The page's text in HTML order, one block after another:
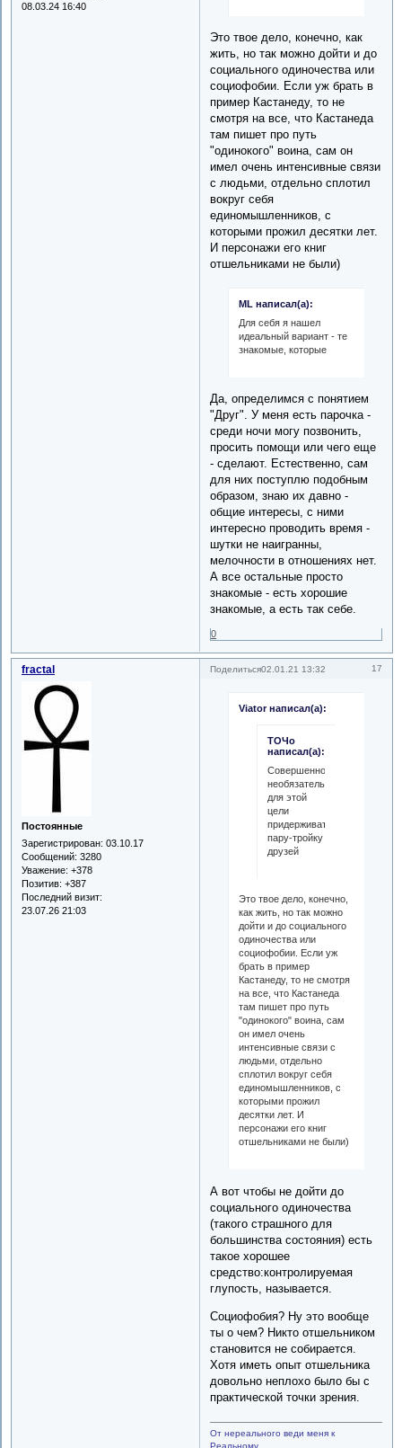
08.03.24 16:40
Это твое дело, конечно, как
жить, но так можно дойти и до
социального одиночества или
социофобии. Если уж брать в
пример Кастанеду, то не
смотря на все, что Кастанеда
там пишет про путь
"одинокого" воина, сам он
имел очень интенсивные связи
с людьми, отдельно сплотил
вокруг себя
единомышленников, с
которыми прожил десятки лет.
И персонажи его книг
отшельниками не были)
ML написал(а):
Для себя я нашел
идеальный вариант - те
знакомые, которые
Да, определимся с понятием
"Друг". У меня есть парочка -
среди ночи могу позвонить,
просить помощи или чего еще
- сделают. Естественно, сам
для них поступлю подобным
образом, знаю их давно -
общие интересы, с ними
интересно проводить время -
шутки не наигранны,
мелочности в отношениях нет.
А все остальные просто
знакомые - есть хорошие
знакомые, а есть так себе.
0
Поделиться 17
02.01.21 13:32
fractal
Постоянные
Зарегистрирован: 03.10.17
Сообщений: 3280
Уважение: +378
Позитив: +387
Последний визит:
23.07.26 21:03
Viator написал(а):
ТОЧо
написал(а):
Совершенно
необязательно
для этой
цели
придерживать
пару-тройку
друзей
Это твое дело, конечно,
как жить, но так можно
дойти и до социального
одиночества или
социофобии. Если уж
брать в пример
Кастанеду, то не смотря
на все, что Кастанеда
там пишет про путь
"одинокого" воина, сам
он имел очень
интенсивные связи с
людьми, отдельно
сплотил вокруг себя
единомышленников, с
которыми прожил
десятки лет. И
персонажи его книг
отшельниками не были)
А вот чтобы не дойти до
социального одиночества
(такого страшного для
большинства состояния) есть
такое хорошее
средство:контролируемая
глупость, называется.
Социофобия? Ну это вообще
ты о чем? Никто отшельником
становится не собирается.
Хотя иметь опыт отшельника
довольно неплохо было бы с
практической точки зрения.
От нереального веди меня к
Реальному,